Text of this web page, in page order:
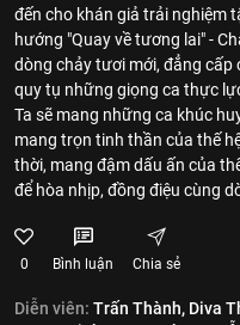
đến cho khán giả trải nghiệm
hướng "Quay về tương lai" -
dòng chảy tươi mới, đẳng cấp
quy tụ những giọng ca thực
Ta sẽ mang những ca khúc
mang trọn tinh thần của thế
thời, mang đậm dấu ấn của
để hòa nhịp, đồng điệu cùng
0 Bình luận Chia sẻ
Diễn viên: Trấn Thành, Diva